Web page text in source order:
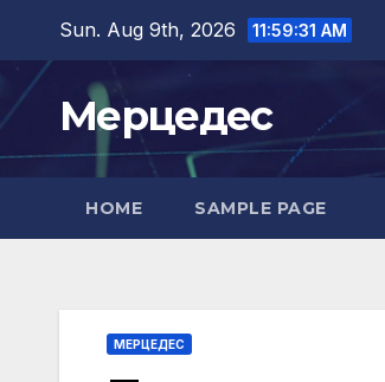
content
Sun. Aug 9th, 2026 11:59:33 AM
Мерцедес
HOME SAMPLE PAGE
МЕРЦЕДЕС